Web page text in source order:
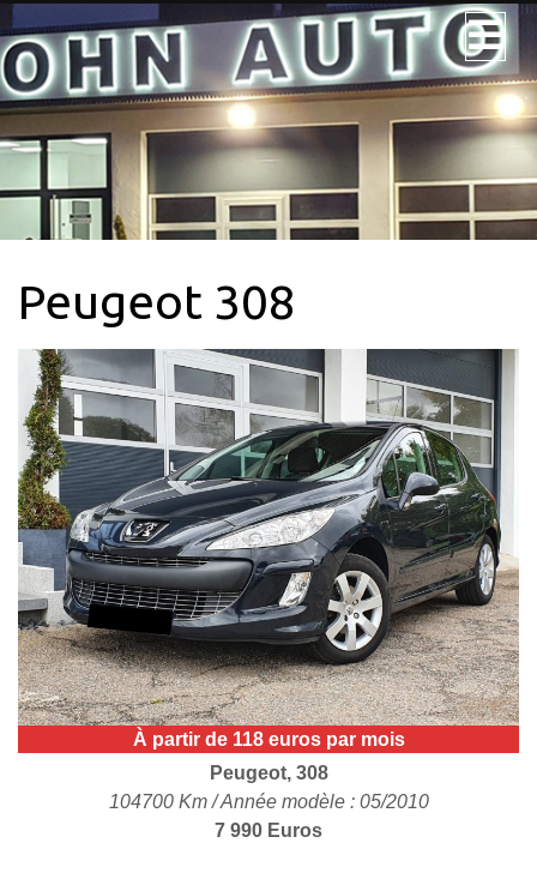
JOHN AUTO
NOS VÉHICULES
NOS UTILITAIRES
VÉHICULE 9PL.
LOCATION
CONTACTEZ-
NOUS + SERVICE
CARTE GRISE
QUI SOMMES-
NOUS?
POLITIQUE DE
CONFIDENTIALITÉ
Peugeot 308
À partir de 118 euros par mois
Peugeot, 308
104700 Km / Année modèle : 05/2010
7 990 Euros